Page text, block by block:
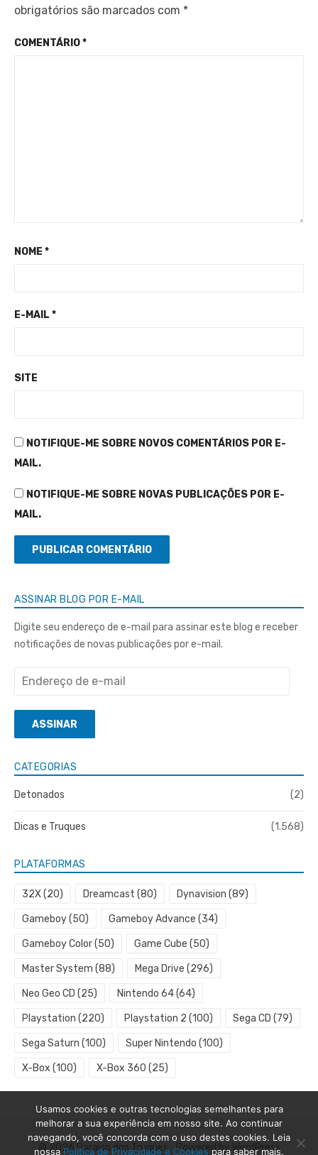
obrigatórios são marcados com *
COMENTÁRIO*
NOME *
E-MAIL *
SITE
NOTIFIQUE-ME SOBRE NOVOS COMENTÁRIOS POR E-
MAIL.
NOTIFIQUE-ME SOBRE NOVAS PUBLICAÇÕES POR E-
MAIL.
ASSINAR BLOG POR E-MAIL
Digite seu endereço de e-mail para assinar este blog e receber
notificações de novas publicações por e-mail.
Endereço
e-
mailASSINAR
CATEGORIAS
Detonados (2)
Dicas e Truques (1.568)
PLATAFORMAS
32X(20) Dreamcast (80) Dynavision (89)
Gameboy(50) Gameboy Advance (34)
Gameboy Color(50) Game Cube (50)
Master System (88) Mega Drive (296)
Neo Geo CD (25) Nintendo 64(64)
Playstation (220) Playstation 2 (100) Sega CD (79)
Sega Saturn (100) Super Nintendo (100)
X-Box (100) X-Box 360 (25)
© 2026 Paraíso dos Truques Powered by WordPress
Usamos cookies e outras tecnologias semelhantes para
melhorar a sua experiência em nosso site. Ao continuar
navegando, você concorda com o uso destes cookies. Leia
nossa Política de Privacidade e Cookies para saber mais.